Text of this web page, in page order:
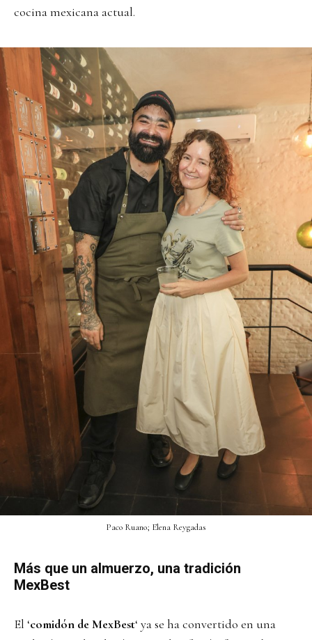
cocina mexicana actual.
Paco Ruano; Elena Reygadas
Más que un almuerzo, una tradición
MexBest
El ‘comidón de MexBest‘ ya se ha convertido en una